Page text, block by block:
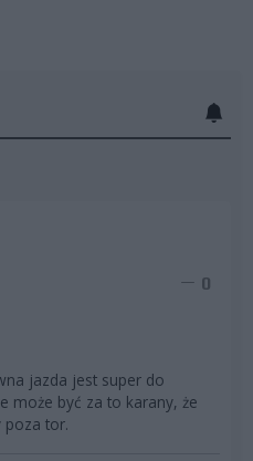
0
jazda jest super do
może być za to karany, że
poza tor.